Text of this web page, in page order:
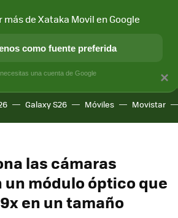
Y SOCIEDAD APLICACIONES
Galaxy S26 Móviles Movistar
las cámaras
módulo óptico que
en un tamaño
×
más de Xataka Movil en Google
como fuente preferida
una cuenta de Google